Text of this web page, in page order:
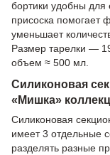
бортики удобны
присоска помогает
уменьшает
Размер тарелки —
объем ≈ 500 мл.
Силиконовая
«Мишка»
Силиконовая
имеет 3 отдельные
разделять разные